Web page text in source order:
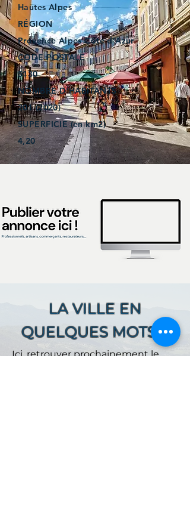
Hautes Alpes
RÉGION
Provence Alpes Côte d’Azur
CODE POSTALE
5130
NOMBRE D'HABITANTS
201 (2020)
SUPERFICIE (en km2)
4,20
LA VILLE EN
QUELQUES MOTS ...
Ici, retrouver prochainement le